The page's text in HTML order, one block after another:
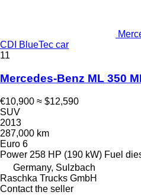
CDI BlueTec car
11
Mercedes-Benz ML 350
€10,900 ≈ $12,590
SUV
2013
287,000 km
Euro 6
Power 258 HP (190 kW) Fuel
Germany, Sulzbach
Raschka Trucks GmbH
Contact the seller